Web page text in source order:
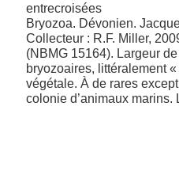
Bryozoa. Dévonien.
Collecteur : R.F. Miller,
(NBMG 15164). Largeur
bryozoaires, littéralement
végétale. À de rares
colonie d’animaux